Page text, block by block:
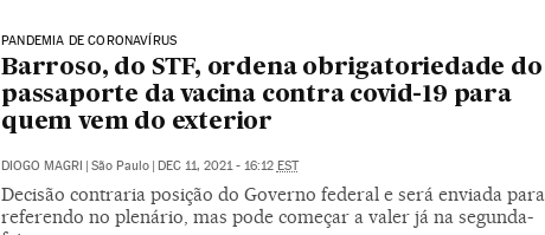
PANDEMIA DE CORONAVÍRUS
Barroso, do STF, ordena obrigatoriedade do
passaporte da vacina contra covid-19 para
quem vem do exterior
DIOGO MAGRI | São Paulo | DEC 11, 2021 - 16:12 EST
Decisão contraria posição do Governo federal e será enviada para
referendo no plenário, mas pode começar a valer já na segunda-